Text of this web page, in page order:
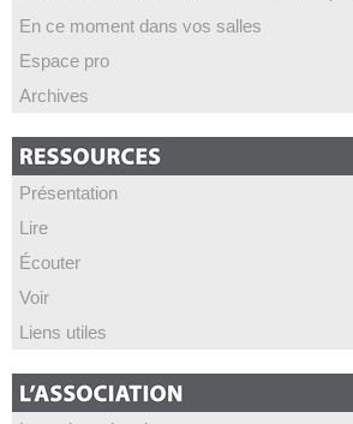
En ce moment dans vos salles
Espace pro
Archives
Présentation
Lire
Écouter
Voir
Liens utiles